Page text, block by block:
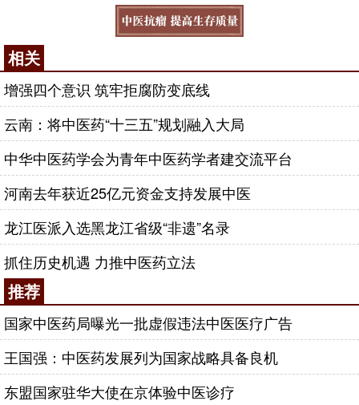
相关
增强四个意识 筑牢拒腐防变底线
云南：将中医药“十三五”规划融入大局
中华中医药学会为青年中医药学者建交流平台
河南去年获近25亿元资金支持发展中医
龙江医派入选黑龙江省级“非遗”名录
抓住历史机遇 力推中医药立法
推荐
国家中医药局曝光一批虚假违法中医医疗广告
王国强：中医药发展列为国家战略具备良机
东盟国家驻华大使在京体验中医诊疗